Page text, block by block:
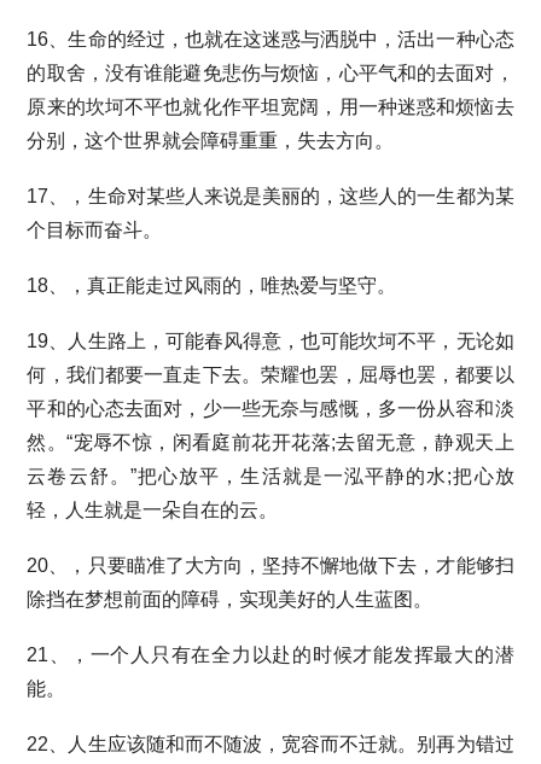
16、生命的经过，也就在这迷惑与洒脱中，活出一种心态
的取舍，没有谁能避免悲伤与烦恼，心平气和的去面对，
原来的坎坷不平也就化作平坦宽阔，用一种迷惑和烦恼去
分别，这个世界就会障碍重重，失去方向。
17、，生命对某些人来说是美丽的，这些人的一生都为某
个目标而奋斗。
18、，真正能走过风雨的，唯热爱与坚守。
19、人生路上，可能春风得意，也可能坎坷不平，无论如
何，我们都要一直走下去。荣耀也罢，屈辱也罢，都要以
平和的心态去面对，少一些无奈与感慨，多一份从容和淡
然。“宠辱不惊，闲看庭前花开花落;去留无意，静观天上
云卷云舒。”把心放平，生活就是一泓平静的水;把心放
轻，人生就是一朵自在的云。
20、，只要瞄准了大方向，坚持不懈地做下去，才能够扫
除挡在梦想前面的障碍，实现美好的人生蓝图。
21、，一个人只有在全力以赴的时候才能发挥最大的潜
能。
22、人生应该随和而不随波，宽容而不迁就。别再为错过